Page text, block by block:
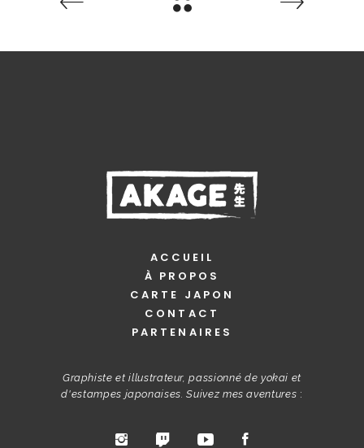
ACCUEIL
À PROPOS
CARTE JAPON
CONTACT
PARTENAIRES
Graphiste et illustrateur, passionné de yokai et
d'estampes japonaises. Suivez mes aventures :